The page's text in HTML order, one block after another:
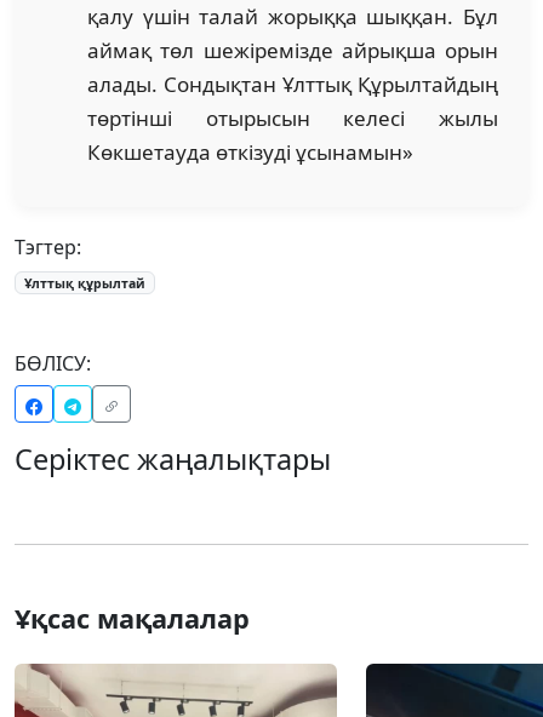
қалу үшін талай жорыққа шыққан. Бұл
аймақ төл шежіремізде айрықша орын
алады. Сондықтан Ұлттық Құрылтайдың
төртінші отырысын келесі жылы
Көкшетауда өткізуді ұсынамын»
Тэгтер:
Ұлттық құрылтай
БӨЛІСУ:
Серіктес жаңалықтары
Ұқсас мақалалар